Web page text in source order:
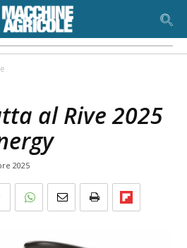
al Rive 2025
2025